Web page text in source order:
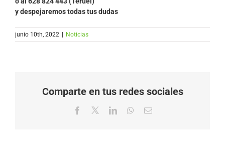
y despejaremos todas tus dudas
junio 10th, 2022 | Noticias
Comparte en tus redes sociales
Facebook LinkedInWhatsApp
Correo